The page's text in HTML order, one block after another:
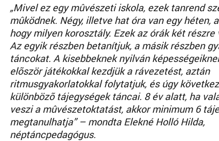
„Mivel ez egy mûvészeti iskola, ezek tanrend
mûködnek. Négy, illetve hat óra van egy héten,
hogy milyen korosztály. Ezek az órák két részre
Az egyik részben betanítjuk, a másik részben
táncokat. A kisebbeknek nyilván
elõször játékokkal kezdjük a rávezetést, aztán
ritmusgyakorlatokkal folytatjuk, és úgy
különbözõ tájegységek táncai. 8 év alatt, ha
veszi a mûvészetoktatást, akkor minimum 6
megtanulhatja” – mondta Elekné Holló Hilda,
néptáncpedagógus.